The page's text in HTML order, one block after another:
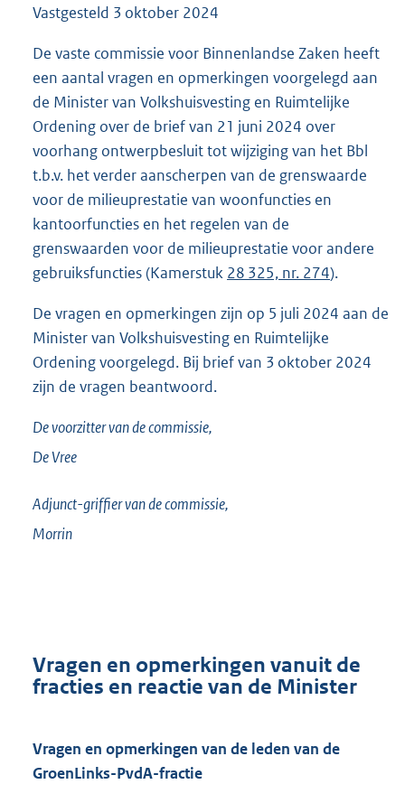
Vastgesteld 3 oktober 2024
De vaste commissie voor Binnenlandse Zaken heeft
een aantal vragen en opmerkingen voorgelegd aan
de Minister van Volkshuisvesting en Ruimtelijke
Ordening over de brief van 21 juni 2024 over
voorhang ontwerpbesluit tot wijziging van het Bbl
t.b.v. het verder aanscherpen van de grenswaarde
voor de milieuprestatie van woonfuncties en
kantoorfuncties en het regelen van de
grenswaarden voor de milieuprestatie voor andere
gebruiksfuncties (Kamerstuk 28 325, nr. 274).
De vragen en opmerkingen zijn op 5 juli 2024 aan de
Minister van Volkshuisvesting en Ruimtelijke
Ordening voorgelegd. Bij brief van 3 oktober 2024
zijn de vragen beantwoord.
De voorzitter van de commissie,
De Vree
Adjunct-griffier van de commissie,
Morrin
Vragen en opmerkingen vanuit de
fracties en reactie van de Minister
Vragen en opmerkingen van de leden van de
GroenLinks-PvdA-fractie